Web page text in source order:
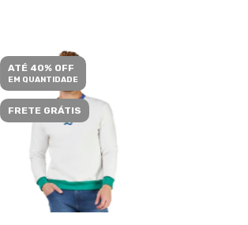
ATÉ 40% OFF
EM QUANTIDADE
FRETE GRÁTIS